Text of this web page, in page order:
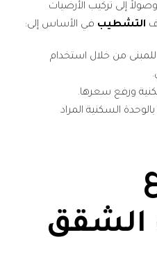
إلى تركيب الأرضيات
التشطيب في الأساس إلى:
من خلال استخدام
ورفع سعرها.
السكنية المراد
الشقق